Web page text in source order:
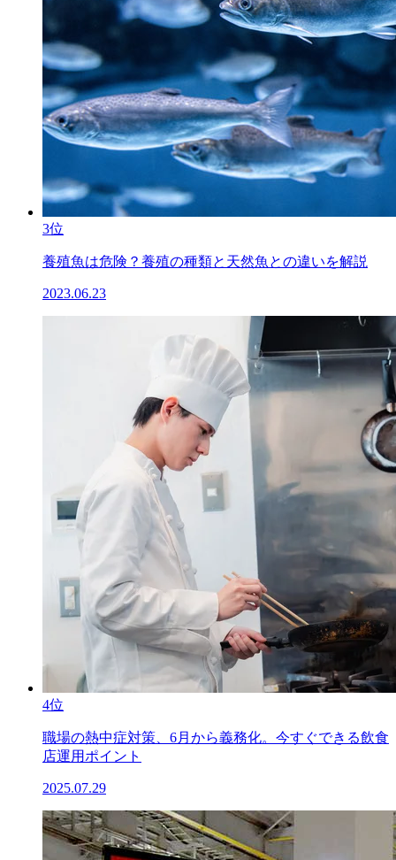
3位
養殖魚は危険？養殖の種類と天然魚との違いを解説
2023.06.23
4位
職場の熱中症対策、6月から義務化。今すぐできる飲食
店運用ポイント
2025.07.29